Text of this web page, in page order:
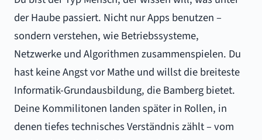
der Haube passiert. Nicht nur Apps benutzen –
sondern verstehen, wie Betriebssysteme,
Netzwerke und Algorithmen zusammenspielen. Du
hast keine Angst vor Mathe und willst die breiteste
Informatik-Grundausbildung, die Bamberg bietet.
Deine Kommilitonen landen später in Rollen, in
denen tiefes technisches Verständnis zählt – vom